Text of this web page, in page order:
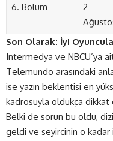
6. Bölüm
2
Son Olarak: İyi
Intermedya ve NBCU’ya
Telemundo arasındaki
ise yazın beklentisi en
kadrosuyla oldukça dikkat
Belki de sorun bu oldu,
geldi ve seyircinin o kadar